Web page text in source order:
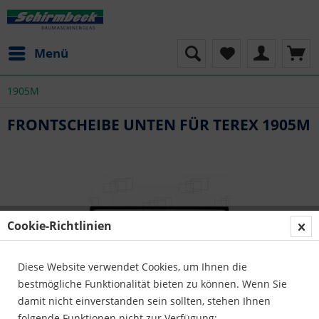
Menü
1905M
FRONTSCHEIBE UNTEN FÜR TEREX 1905M
Cookie-Richtlinien
Diese Website verwendet Cookies, um Ihnen die
bestmögliche Funktionalität bieten zu können. Wenn Sie
damit nicht einverstanden sein sollten, stehen Ihnen